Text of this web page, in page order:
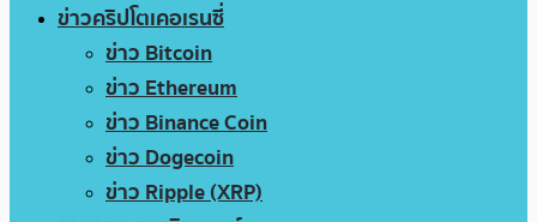
ข่าวคริปโตเคอเรนซี่
ข่าว Bitcoin
ข่าว Ethereum
ข่าว Binance Coin
ข่าว Dogecoin
ข่าว Ripple (XRP)